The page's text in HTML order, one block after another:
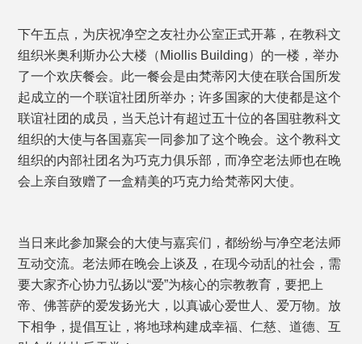
下午五点，为庆祝净空之友社办公室正式开幕，在教科文
组织米奥利斯办公大楼（Miollis Building）的一楼，举办
了一个欢庆餐会。此一餐会是由梵蒂冈大使在联合国所发
起成立的一个联谊社团所举办；许多国家的大使都是这个
联谊社团的成员，当天总计有超过五十位的各国驻教科文
组织的大使与各国嘉宾一同参加了这个晚会。这个教科文
组织的内部社团名为巧克力俱乐部，而净空老法师也在晚
会上亲自致赠了一盒精美的巧克力给梵蒂冈大使。
当日来此参加聚会的大使与嘉宾们，都纷纷与净空老法师
互动交流。老法师在晚会上谈及，在现今动乱的社会，需
要大家齐心协力弘扬以“爱”为核心的宗教教育，要把上
帝、佛菩萨的爱发扬光大，以真诚心爱世人、爱万物。放
下相争，提倡互让，将地球构建成幸福、仁慈、道德、互